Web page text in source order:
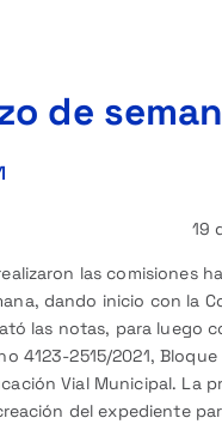
de
19
las comisiones
dando inicio con la
las notas, para luego
4123-2515/2021, Bloque
Vial Municipal. La
del expediente